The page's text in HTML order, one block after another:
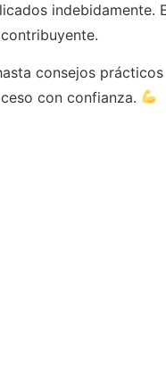
consejos
con confianza.